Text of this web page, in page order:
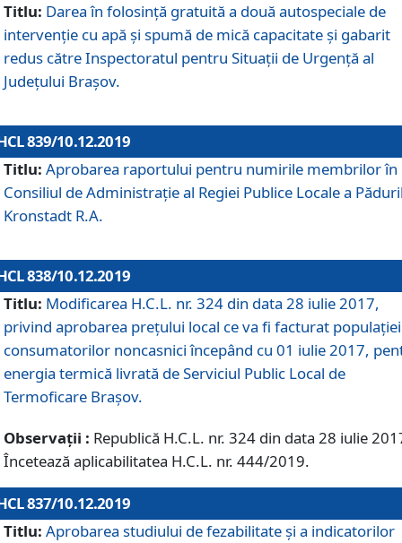
Titlu: Darea în folosință gratuită a două autospeciale de
intervenție cu apă și spumă de mică capacitate și gabarit
redus către Inspectoratul pentru Situaţii de Urgenţă al
Judeţului Brașov.
839/10.12.2019
Titlu: Aprobarea raportului pentru numirile membrilor în
Consiliul de Administraţie al Regiei Publice Locale a
Kronstadt R.A.
838/10.12.2019
Titlu: Modificarea H.C.L. nr. 324 din data 28 iulie 2017,
privind aprobarea preţului local ce va fi facturat
consumatorilor noncasnici începând cu 01 iulie 2017,
energia termică livrată de Serviciul Public Local de
Termoficare Braşov.
Observații : Republică H.C.L. nr. 324 din data 28 iulie
Încetează aplicabilitatea H.C.L. nr. 444/2019.
837/10.12.2019
Titlu: Aprobarea studiului de fezabilitate și a indicatorilor